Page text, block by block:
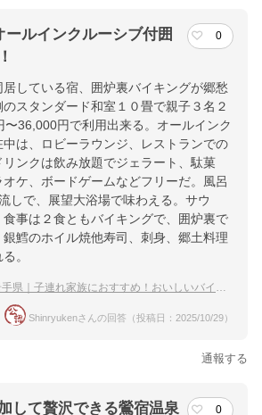
ールインクルーシブ付囲
0
している宿、囲炉裏バイキングが郷愁
スタンダード和室１０畳で親子３名２
36,000円で利用出来る。オールインク
は、ロビーラウンジ、レストランでの
ンクは飲み放題でジェラート、駄菓
ケ、ボードゲームなどフリーだ。風呂
しで、展望大浴場で味わえる。サウ
事は２食ともバイキングで、囲炉裏で
鱈のホイル焼他寿司、刺身、郷土料理
。
県｜子連れ家族におすすめ！おいしいバイキングのある宿は？
Shinryukenさんの回答（投稿日：2025/10/29）
通報する
して贅沢できる鶯宿温泉
0